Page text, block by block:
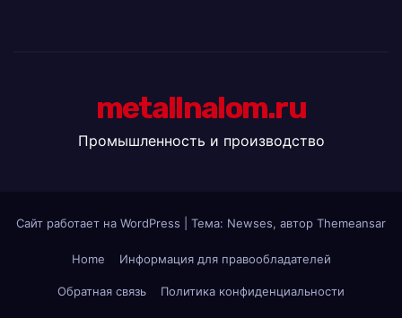
metallnalom.ru
Промышленность и производство
Сайт работает на WordPress Тема: Newses, автор Themeansar
Home Информация для правообладателей
Обратная связь Политика конфиденциальности